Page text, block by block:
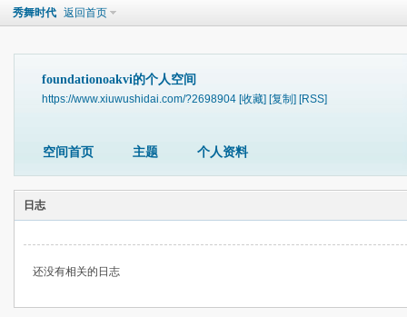
秀舞时代 返回首页
foundationoakvi的个人空间
https://www.xiuwushidai.com/?2698904 [收藏] [复制] [RSS]
空间首页 主题 个人资料
日志
还没有相关的日志